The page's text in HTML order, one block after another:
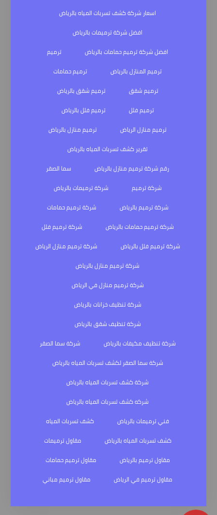
اسعار شركة كشف تسربات المياه بالرياض
افضل شركة ترميمات بالرياض
افضل شركة ترميم حمامات بالرياض
ترميم
ترميم المنازل بالرياض
ترميم حمامات
ترميم شقق
ترميم شقق بالرياض
ترميم فلل
ترميم فلل بالرياض
ترميم منازل الرياض
ترميم منازل بالرياض
تقرير كشف تسربات المياه بالرياض
رقم شركة ترميم منازل بالرياض
سما الصقر
شركة ترميم
شركة ترميمات بالرياض
شركة ترميم بالرياض
شركة ترميم حمامات
شركة ترميم حمامات بالرياض
شركة ترميم فلل
شركة ترميم فلل بالرياض
شركة ترميم منازل الرياض
شركة ترميم منازل بالرياض
شركة ترميم منازل في الرياض
شركة تنظيف خزانات بالرياض
شركة تنظيف شقق بالرياض
شركة تنظيف مكيفات بالرياض
شركة سما الصقر
شركة سما الصقر لكشف تسربات المياه بالرياض
شركة كشف تسربات المياه بالرياض
شركه كشف تسربات المياه بالرياض
فني ترميمات بالرياض
كشف تسربات المياه
كشف تسربات المياه بالرياض
مقاول ترميمات
مقاول ترميم بالرياض
مقاول ترميم حمامات
مقاول ترميم في الرياض
مقاول ترميم مباني